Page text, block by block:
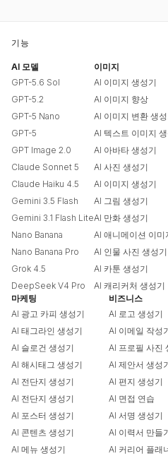
기능
AI 모델
GPT-5.6 Sol
GPT-5.2
GPT-5 Nano
GPT-5
GPT Image 2.0
Claude Sonnet 5
Claude Haiku 4.5
Gemini 3.5 Flash
Gemini 3.1 Flash Lite
Nano Banana
Nano Banana Pro
Grok 4.5
DeepSeek V4 Pro
이미지
AI 이미지 생성기
AI 이미지 향상
AI 이미지 변환 생성
AI 텍스트 이미지
AI 아바타 생성기
AI 사진 생성기
AI 이미지 생성기
AI 그림 생성기
AI 만화 생성기
AI 애니메이션 이미
AI 인물 사진 생성기
AI 카툰 생성기
AI 캐리커처 생성기
마케팅
AI 광고 카피 생성기
AI 태그라인 생성기
AI 슬로건 생성기
AI 해시태그 생성기
AI 전단지 생성기
AI 전단지 생성기
AI 포스터 생성기
AI 콘텐츠 생성기
AI 메뉴 생성기
비즈니스
AI 로고 생성기
AI 이메일 작성
AI 프로필 사진
AI 제안서 생성
AI 편지 생성기
AI 면접 연습
AI 서명 생성기
AI 이력서 만들
AI 커리어 플래